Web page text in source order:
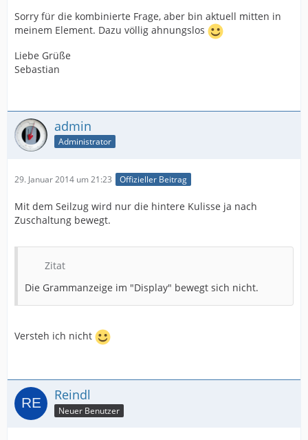
Sorry für die kombinierte Frage, aber bin aktuell mitten in
meinem Element. Dazu völlig ahnungslos
Liebe Grüße
Sebastian
admin
Administrator
29. Januar 2014 um 21:23 Offizieller Beitrag
Mit dem Seilzug wird nur die hintere Kulisse ja nach
Zuschaltung bewegt.
Zitat
Die Grammanzeige im "Display" bewegt sich nicht.
Versteh ich nicht
Reindl
Neuer Benutzer